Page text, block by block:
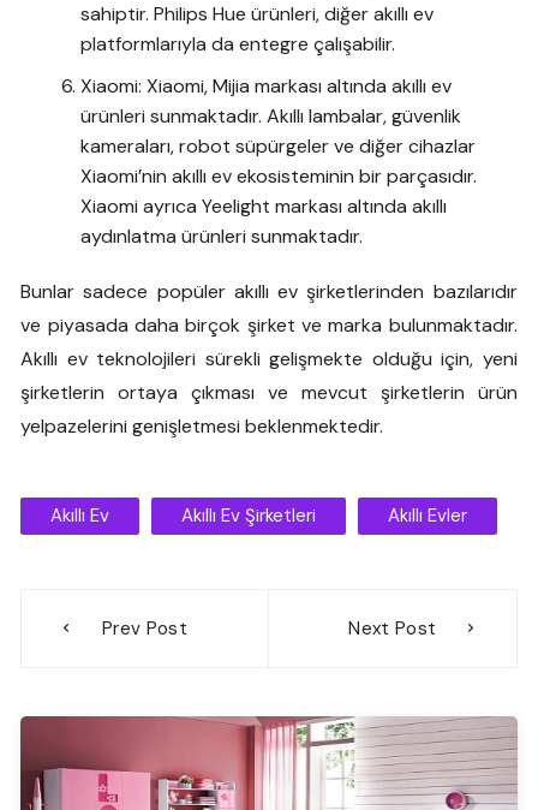
sahiptir. Philips Hue ürünleri, diğer akıllı ev
platformlarıyla da entegre çalışabilir.
Xiaomi: Xiaomi, Mijia markası altında akıllı ev
ürünleri sunmaktadır. Akıllı lambalar, güvenlik
kameraları, robot süpürgeler ve diğer cihazlar
Xiaomi’nin akıllı ev ekosisteminin bir parçasıdır.
Xiaomi ayrıca Yeelight markası altında akıllı
aydınlatma ürünleri sunmaktadır.
Bunlar sadece popüler akıllı ev şirketlerinden bazılarıdır
ve piyasada daha birçok şirket ve marka bulunmaktadır.
Akıllı ev teknolojileri sürekli gelişmekte olduğu için, yeni
şirketlerin ortaya çıkması ve mevcut şirketlerin ürün
yelpazelerini genişletmesi beklenmektedir.
Akıllı Ev Akıllı Ev Şirketleri Akıllı Evler
gezinmesi
Prev Post Next Post